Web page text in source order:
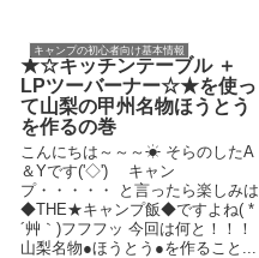
キャンプの初心者向け基本情報
★☆キッチンテーブル ＋
LPツーバーナー☆★を使っ
て山梨の甲州名物ほうとう
を作るの巻
こんにちは～～～☀ そらのしたA
＆Yです('◇')ゞ キャン
プ・・・・・ と言ったら楽しみは
◆THE★キャンプ飯◆ですよね( *
´艸｀)フフフッ 今回は何と！！！
山梨名物●ほうとう●を作ること...